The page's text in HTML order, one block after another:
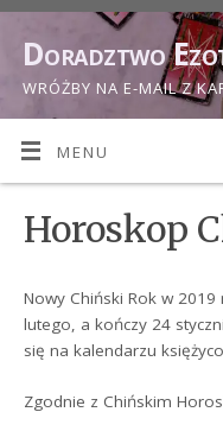
Doradztwo
WRÓŻBY NA E-MAIL Z
MENU
Horoskop
Nowy Chiński Rok w
lutego, a kończy 24
się na kalendarzu
Zgodnie z Chińskim